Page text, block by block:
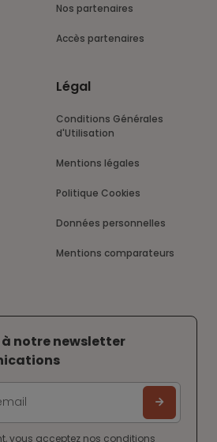
Nos partenaires
Accès partenaires
Légal
Conditions Générales
d'Utilisation
Mentions légales
Politique Cookies
Données personnelles
Mentions comparateurs
notre newsletter
vous acceptez nos conditions